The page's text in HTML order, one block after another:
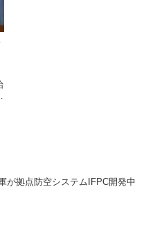
が拠点防空システムIFPC開発中